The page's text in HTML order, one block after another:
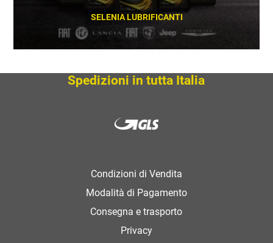
SELENIA LUBRIFICANTI
Spedizioni in tutta Italia
Condizioni di Vendita
Modalità di Pagamento
Consegna e trasporto
Privacy